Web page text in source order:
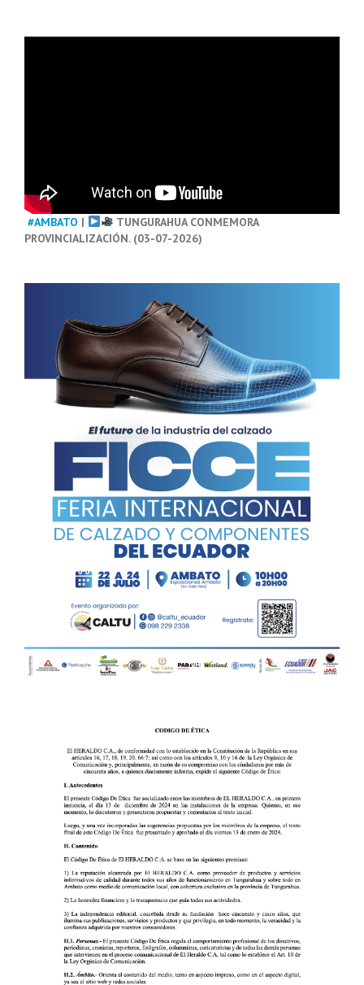
#AMBATO |
TUNGURAHUA CONMEMORA
PROVINCIALIZACIÓN. (03-07-2026)